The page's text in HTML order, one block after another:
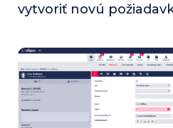
vytvoriť novú